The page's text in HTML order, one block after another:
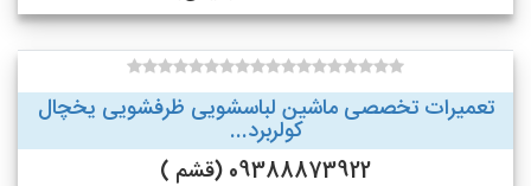
تعمیرات تخصصی ماشین لباسشویی ظرفشویی یخچال
کولربرد...
09388873922 (قشم )